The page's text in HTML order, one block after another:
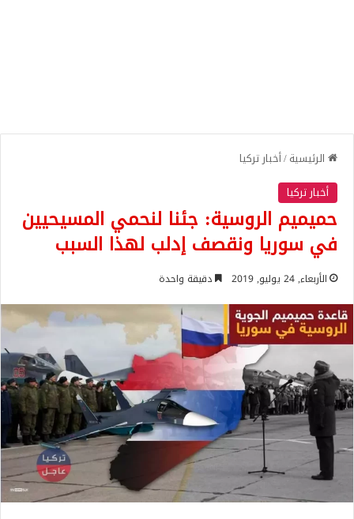
الرئيسية/أخبار تركيا
أخبار تركيا
حميميم الروسية: جئنا لنحمي المسيحيين
في سوريا ونقصف إدلب لهذا السبب
الأربعاء, 24 يوليو, 2019 دقيقة واحدة